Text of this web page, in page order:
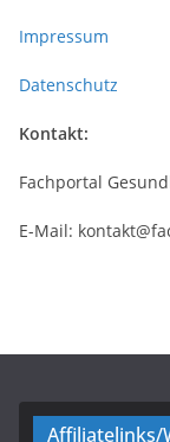
Impressum
Datenschutz
Kontakt:
Fachportal
E-Mail:
Affiliatelinks/